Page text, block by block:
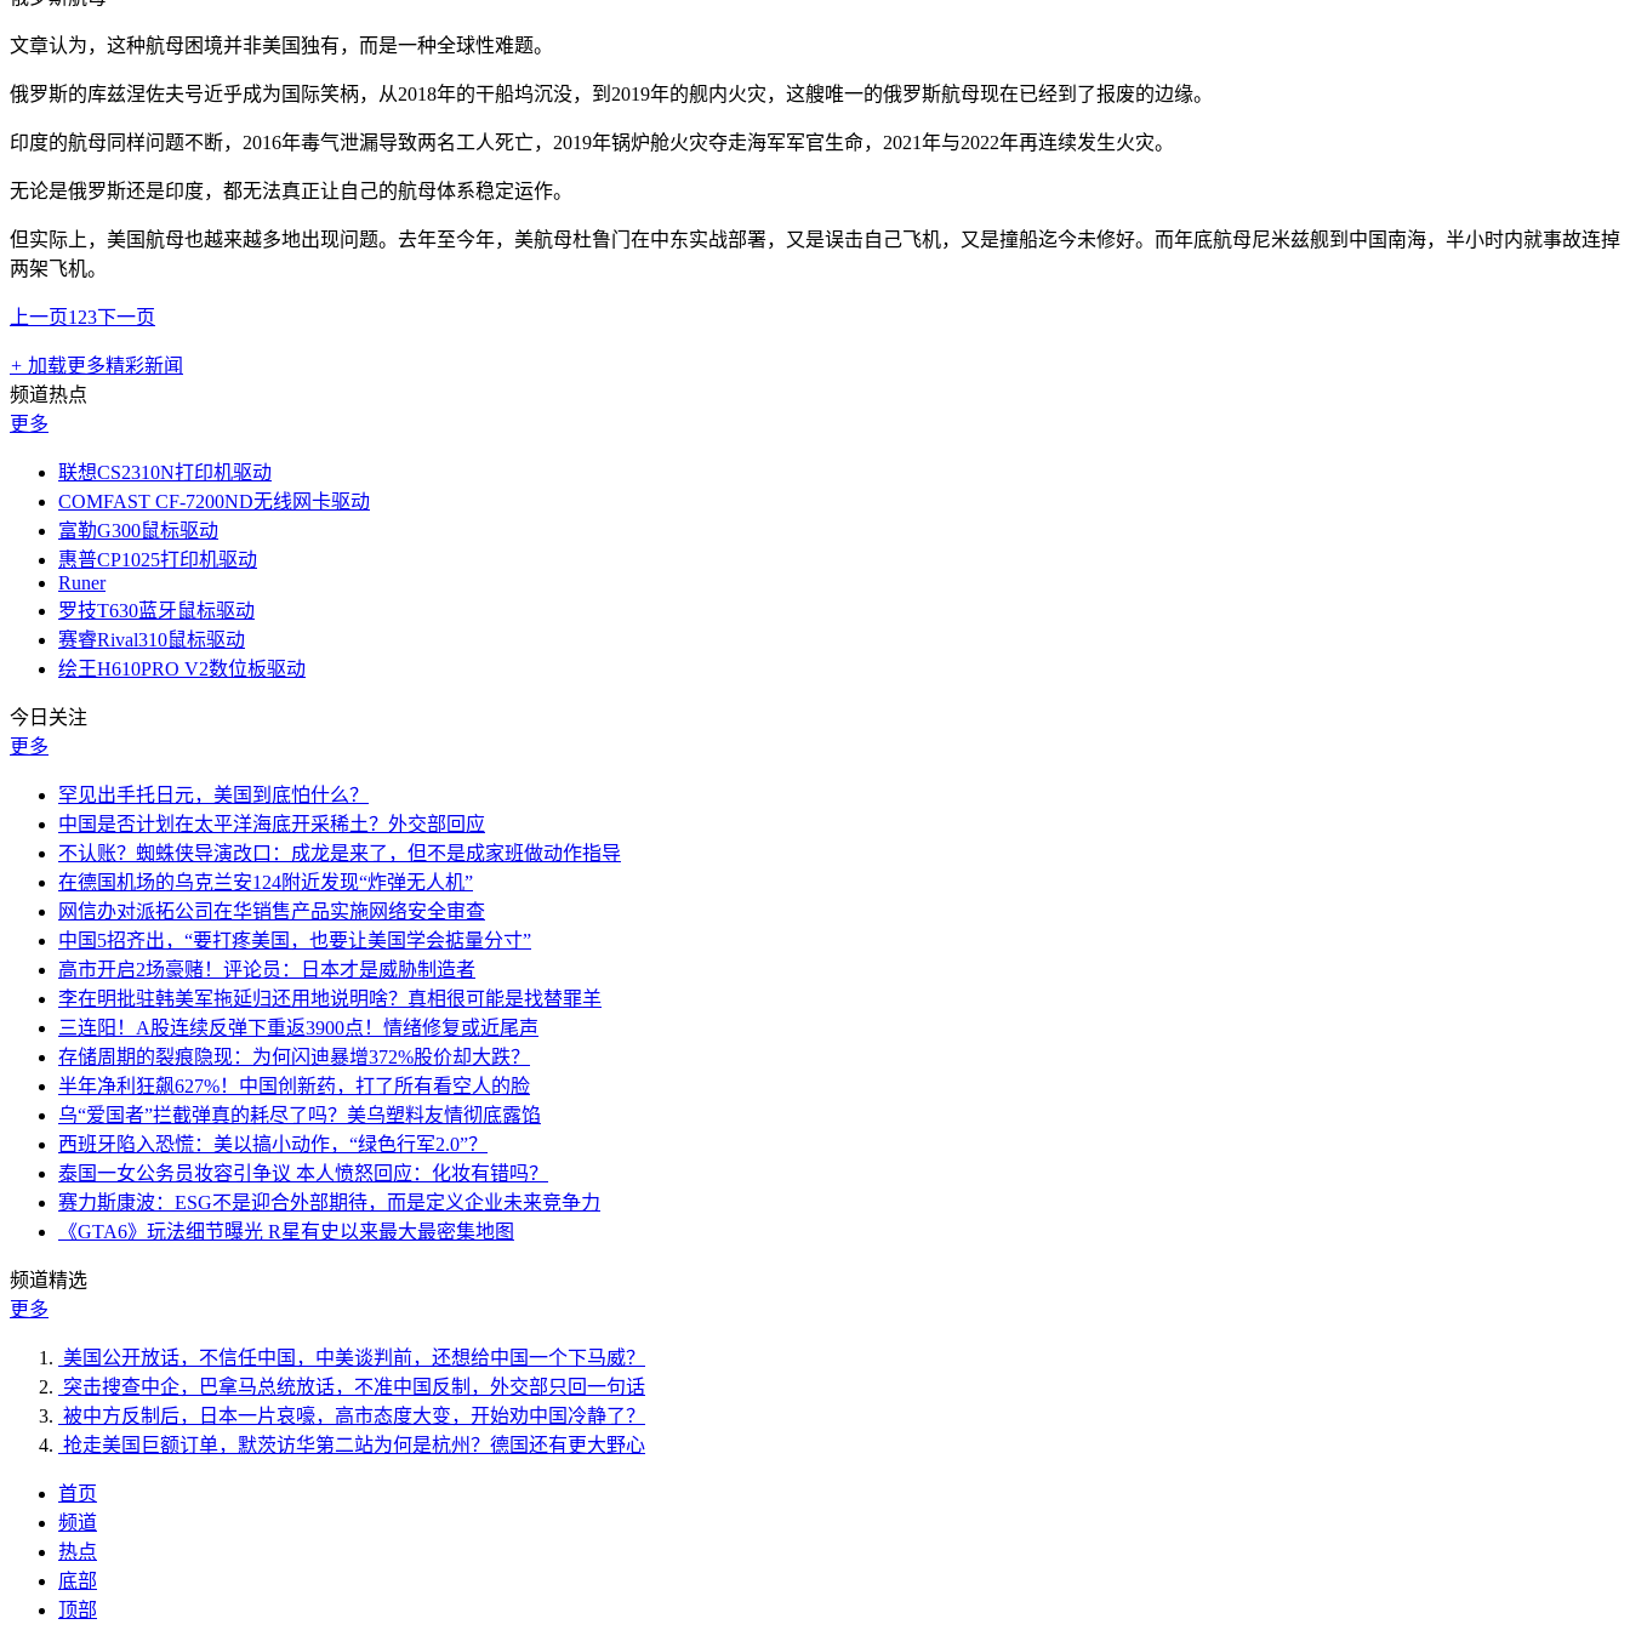
文章认为，这种航母困境并非美国独有，而是一种全球性难题。
俄罗斯的库兹涅佐夫号近乎成为国际笑柄，从2018年的干船坞沉没，到2019年的舰内火灾，这艘唯一的俄罗斯航母现在已经到了报废的边缘。
印度的航母同样问题不断，2016年毒气泄漏导致两名工人死亡，2019年锅炉舱火灾夺走海军军官生命，2021年与2022年再连续发生火灾。
无论是俄罗斯还是印度，都无法真正让自己的航母体系稳定运作。
但实际上，美国航母也越来越多地出现问题。去年至今年，美航母杜鲁门在中东实战部署，又是误击自己飞机，又是撞船迄今未修好。而年底航母尼米兹舰到中国南海，半小时内就事故连掉
两架飞机。
上一页1 23下一页
+ 加载更多精彩新闻
频道热点
更多
联想CS2310N打印机驱动
COMFAST CF-7200ND无线网卡驱动
富勒G300鼠标驱动
惠普CP1025打印机驱动
Runer
罗技T630蓝牙鼠标驱动
赛睿Rival310鼠标驱动
绘王H610PRO V2数位板驱动
今日关注
更多
罕见出手托日元，美国到底怕什么？
中国是否计划在太平洋海底开采稀土？外交部回应
不认账？蜘蛛侠导演改口：成龙是来了，但不是成家班做动作指导
在德国机场的乌克兰安124附近发现“炸弹无人机”
网信办对派拓公司在华销售产品实施网络安全审查
中国5招齐出，“要打疼美国，也要让美国学会掂量分寸”
高市开启2场豪赌！评论员：日本才是威胁制造者
李在明批驻韩美军拖延归还用地说明啥？真相很可能是找替罪羊
三连阳！A股连续反弹下重返3900点！情绪修复或近尾声
存储周期的裂痕隐现：为何闪迪暴增372%股价却大跌？
半年净利狂飙627%！中国创新药，打了所有看空人的脸
乌“爱国者”拦截弹真的耗尽了吗？美乌塑料友情彻底露馅
西班牙陷入恐慌：美以搞小动作，“绿色行军2.0”？
泰国一女公务员妆容引争议 本人愤怒回应：化妆有错吗？
赛力斯康波：ESG不是迎合外部期待，而是定义企业未来竞争力
《GTA6》玩法细节曝光 R星有史以来最大最密集地图
频道精选
更多
美国公开放话，不信任中国，中美谈判前，还想给中国一个下马威？
突击搜查中企，巴拿马总统放话，不准中国反制，外交部只回一句话
被中方反制后，日本一片哀嚎，高市态度大变，开始劝中国冷静了？
抢走美国巨额订单，默茨访华第二站为何是杭州？德国还有更大野心
首页
频道
热点
底部
顶部